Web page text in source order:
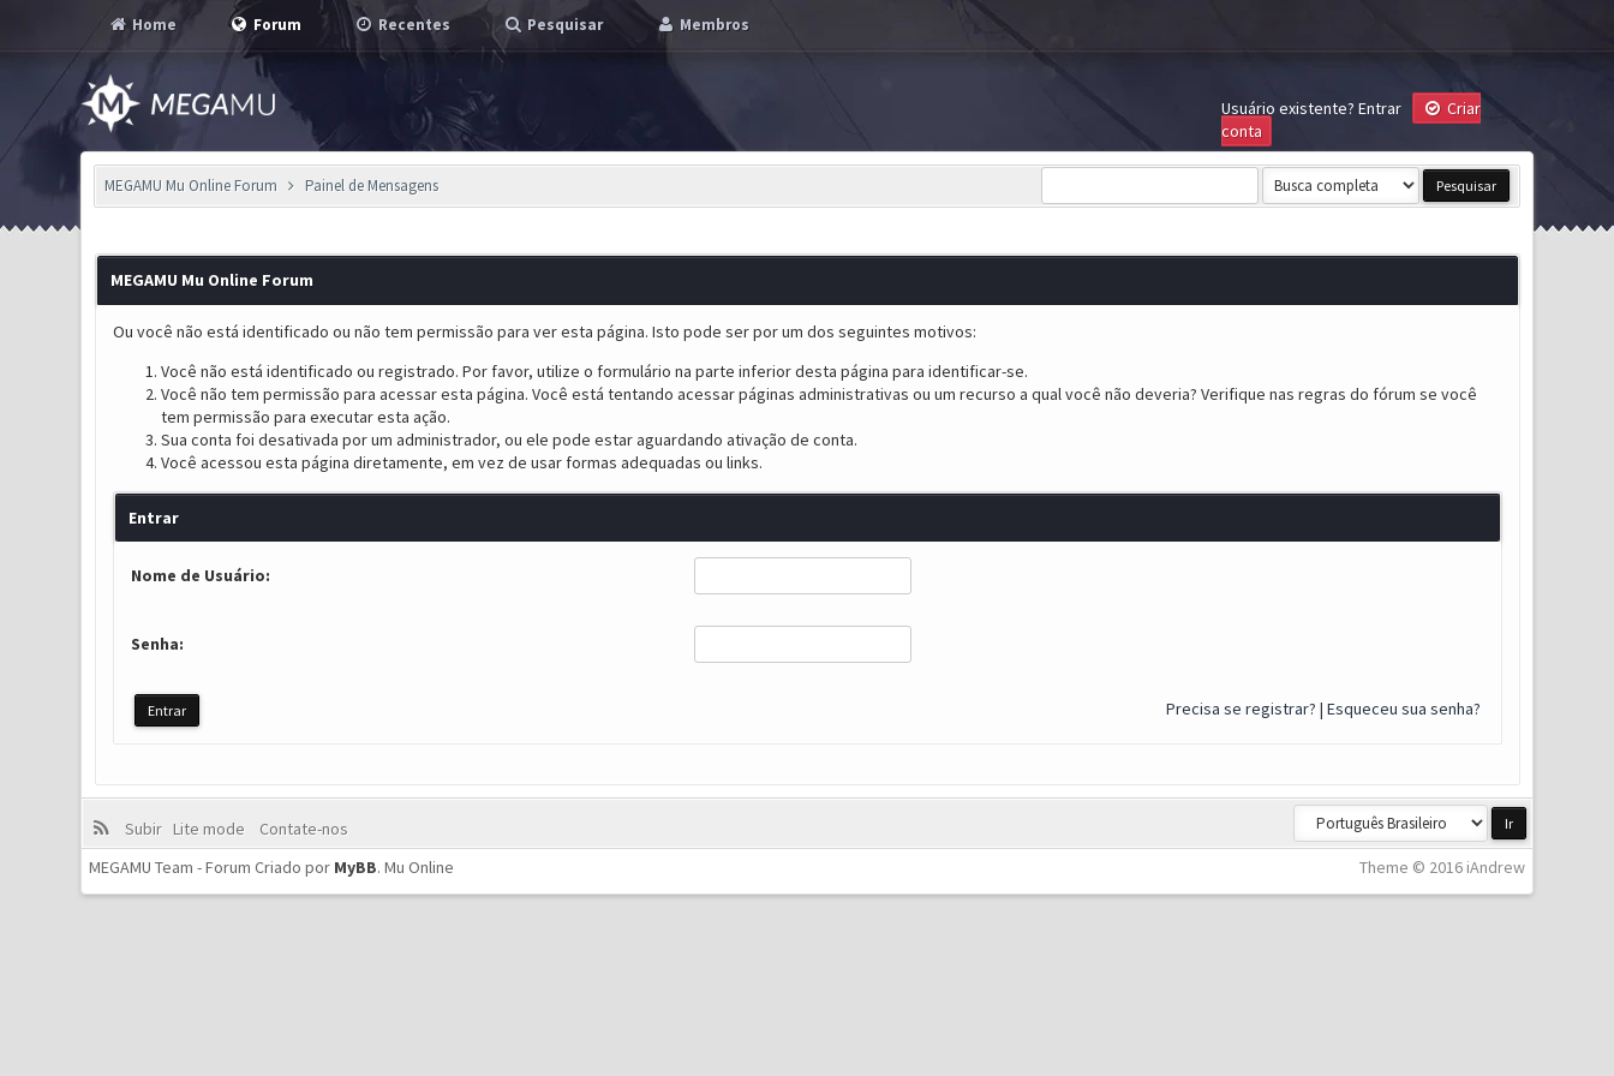
Home Forum Recentes Pesquisar Membros
Usuário existente? Entrar
Criar
conta
MEGAMU Mu Online Forum Painel de Mensagens
MEGAMU Mu Online Forum
Ou você não está identificado ou não tem permissão para ver esta página. Isto pode ser por um dos seguintes motivos:
Você não está identificado ou registrado. Por favor, utilize o formulário na parte inferior desta página para identificar-se.
Você não tem permissão para acessar esta página. Você está tentando acessar páginas administrativas ou um recurso a qual você não deveria? Verifique nas regras do fórum se você
tem permissão para executar esta ação.
Sua conta foi desativada por um administrador, ou ele pode estar aguardando ativação de conta.
Você acessou esta página diretamente, em vez de usar formas adequadas ou links.
Entrar
Nome de Usuário:
Senha:
Precisa se registrar? | Esqueceu sua senha?
Subir Lite mode
Contate-nos
Theme © 2016 iAndrew
MEGAMU Team - Forum Criado por MyBB.Mu Online